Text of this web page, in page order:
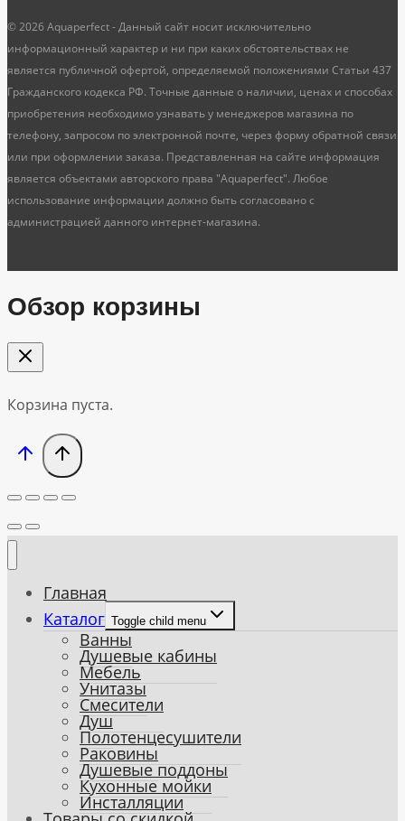
© 2026 Aquaperfect - Данный сайт носит исключительно
информационный характер и ни при каких обстоятельствах не
является публичной офертой, определяемой положениями Статьи 437
Гражданского кодекса РФ. Точные данные о наличии, ценах и способах
приобретения необходимо узнавать у менеджеров магазина по
телефону, запросом по электронной почте, через форму обратной связи
или при оформлении заказа. Представленная на сайте информация
является объектами авторского права "Aquaperfect". Любое
использование информации должно быть согласовано с
администрацией данного интернет-магазина.
Обзор корзины
Корзина пуста.
Главная
Каталог Toggle child menu
Ванны
Душевые кабины
Мебель
Унитазы
Смесители
Душ
Полотенцесушители
Раковины
Душевые поддоны
Кухонные мойки
Инсталляции